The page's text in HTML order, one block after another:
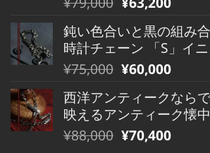
¥480,000
で
し
た。
は
¥480,000
で
す。
価
格
は
¥79,000
で
し
た。
の
価
格
は
¥79,000
で
す。
鈍い色合いと黒の組み
時計チェーン 「S」イ
元
価
格
は
¥75,000 現
の
価
格
¥60,000
西洋アンティークなら
映えるアンティーク懐
元
¥88,000 現
¥70,400